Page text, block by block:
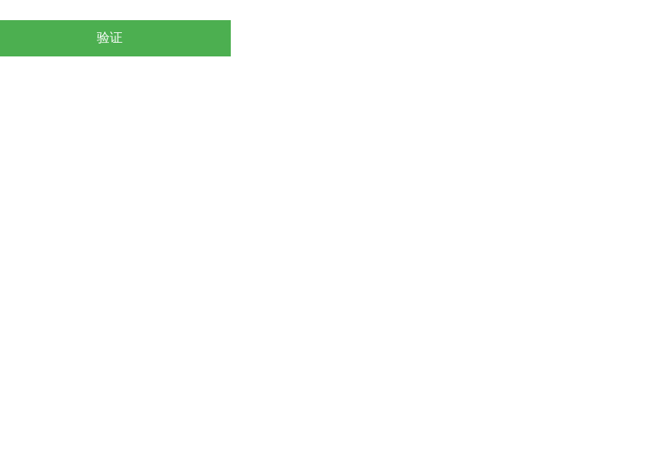
验证